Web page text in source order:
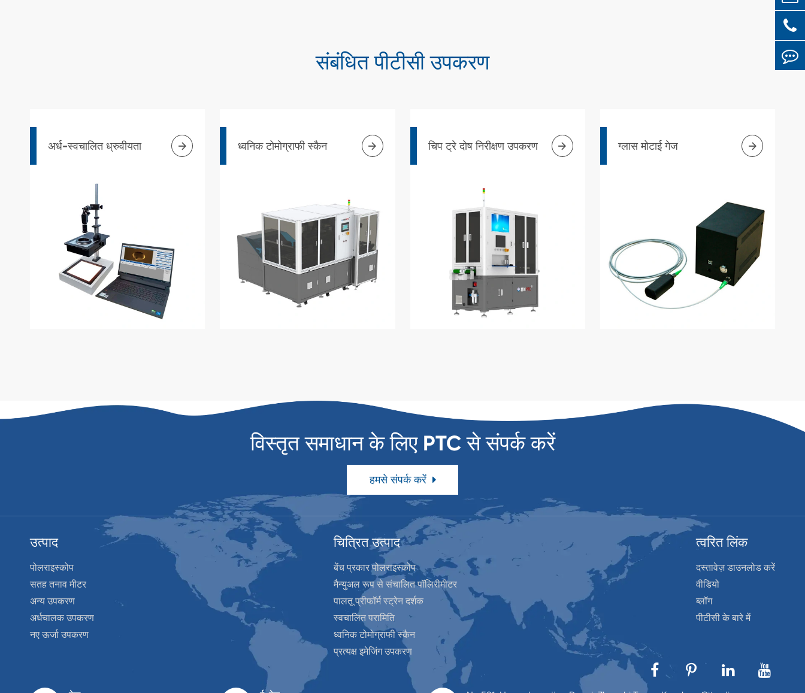
संबंधित पीटीसी उपकरण
अर्ध-स्वचालित ध्रुवीयता  ध्वनिक टोमोग्राफी स्कैन  चिप ट्रे दोष निरीक्षण उपकरण  ग्लास मोटाई गेज 
विस्तृत समाधान के लिए PTC से संपर्क करें
हमसे संपर्क करें
उत्पाद
पोलराइस्कोप
सतह तनाव मीटर
अन्य उपकरण
अर्धचालक उपकरण
नए ऊर्जा उपकरण
चित्रित उत्पाद
बेंच प्रकार पोलराइस्कोप
मैन्युअल रूप से संचालित पॉलिरीमीटर
पालतू प्रीफॉर्म स्ट्रेन दर्शक
स्वचालित परामिति
ध्वनिक टोमोग्राफी स्कैन
प्रत्यक्ष इमेजिंग उपकरण
त्वरित लिंक
दस्तावेज़ डाउनलोड करें
वीडियो
ब्लॉग
पीटीसी के बारे में